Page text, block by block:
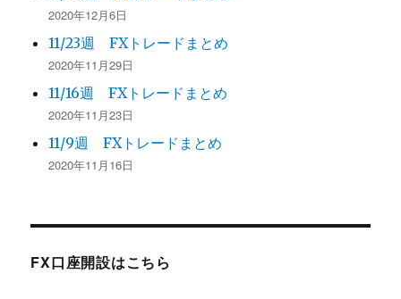
2020年12月6日
11/23週 FXトレードまとめ
2020年11月29日
11/16週 FXトレードまとめ
2020年11月23日
11/9週 FXトレードまとめ
2020年11月16日
FX口座開設はこちら